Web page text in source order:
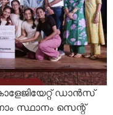
ഡാൻസ്
സ്ഥാനം സെന്റ്